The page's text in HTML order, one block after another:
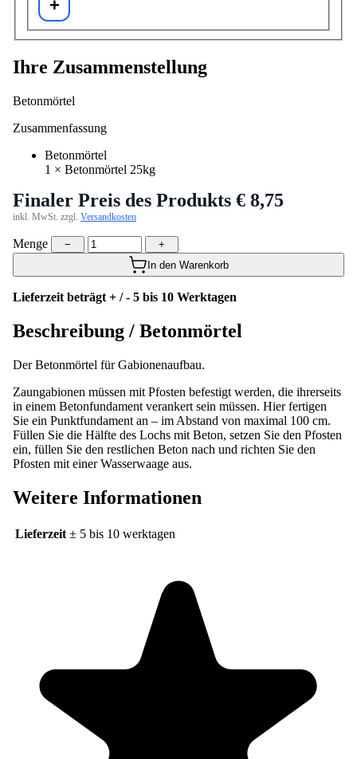
Ihre Zusammenstellung
Zusammenfassung
Betonmörtel
Finaler Preis des Produkts
inkl. MwSt. zzgl.Versandkosten
Menge −
In den Warenkorb
Lieferzeit beträgt + / - 5 bis 10 Werktagen
Beschreibung / Betonmörtel
Der Betonmörtel für Gabionenaufbau.
Zaungabionen müssen mit Pfosten befestigt werden, die ihrerseits
Sie ein Punktfundament an – im Abstand von maximal 100 cm.
Füllen Sie die Hälfte des Lochs mit Beton, setzen Sie den Pfosten
ein, füllen Sie den restlichen Beton nach und richten Sie den
Pfosten mit einer Wasserwaage aus.
Weitere Informationen